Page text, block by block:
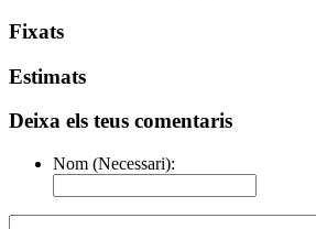
Fixats
Estimats
Deixa els teus comentaris
Nom (Necessari):